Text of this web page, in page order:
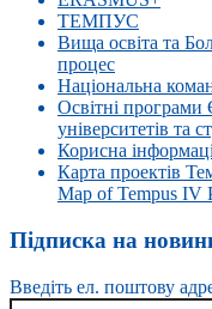
ТЕМПУС
Вища освіта та
процес
Національна
Освітні
університетів та
Корисна
Карта проектів
Map of Tempus IV
Підписка на
Введіть ел. поштову